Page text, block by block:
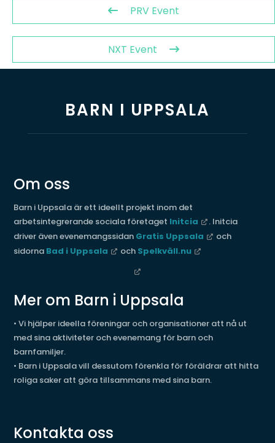
PRV Event
NXT Event
BARN I UPPSALA
Om oss
Barn i Uppsala är ett ideellt projekt inom det
arbetsintegrerande sociala företaget Initcia
. Initcia
driver även evenemangssidan Gratis Uppsala
och
sidorna Bad i Uppsala och Spelkväll.nu
Mer om Barn i Uppsala
• Vi hjälper ideella föreningar och organisationer att nå ut
med sina aktiviteter och evenemang för barn och
barnfamiljer.
• Barn i Uppsala vill dessutom förenkla för föräldrar att hitta
roliga saker att göra tillsammans med sina barn.
Kontakta oss